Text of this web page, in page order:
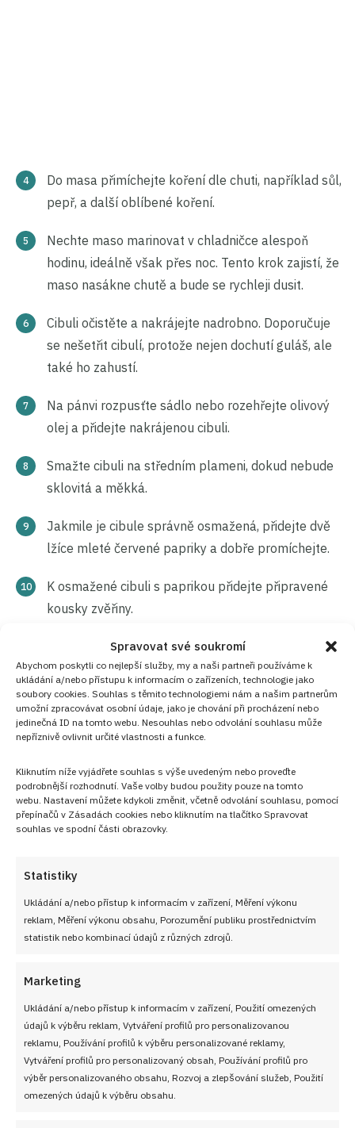
Spravovat své soukromí
Abychom poskytli co nejlepší služby, my a naši partneři používáme k
ukládání a/nebo přístupu k informacím o zařízeních, technologie jako
soubory cookies. Souhlas s těmito technologiemi nám a našim partnerům
umožní zpracovávat osobní údaje, jako je chování při procházení nebo
jedinečná ID na tomto webu. Nesouhlas nebo odvolání souhlasu může
nepříznivě ovlivnit určité vlastnosti a funkce.
Kliknutím níže vyjádřete souhlas s výše uvedeným nebo proveďte
podrobnější rozhodnutí. Vaše volby budou použity pouze na tomto
webu. Nastavení můžete kdykoli změnit, včetně odvolání souhlasu, pomocí
přepínačů v Zásadách cookies nebo kliknutím na tlačítko Spravovat
souhlas ve spodní části obrazovky.
Statistiky
Ukládání a/nebo přístup k informacím v zařízení, Měření výkonu
reklam, Měření výkonu obsahu, Porozumění publiku prostřednictvím
statistik nebo kombinací údajů z různých zdrojů.
Marketing
Ukládání a/nebo přístup k informacím v zařízení, Použití omezených
údajů k výběru reklam, Vytváření profilů pro personalizovanou
reklamu, Používání profilů k výběru personalizované reklamy,
Vytváření profilů pro personalizovaný obsah, Používání profilů pro
výběr personalizovaného obsahu, Rozvoj a zlepšování služeb, Použití
omezených údajů k výběru obsahu.
Do masa přimíchejte koření dle chuti, například sůl,
pepř, a další oblíbené koření.
Nechte maso marinovat v chladničce alespoň
hodinu, ideálně však přes noc. Tento krok zajistí, že
maso nasákne chutě a bude se rychleji dusit.
Cibuli očistěte a nakrájejte nadrobno. Doporučuje
se nešetřit cibulí, protože nejen dochutí guláš, ale
také ho zahustí.
Na pánvi rozpusťte sádlo nebo rozehřejte olivový
olej a přidejte nakrájenou cibuli.
Smažte cibuli na středním plameni, dokud nebude
sklovitá a měkká.
Jakmile je cibule správně osmažená, přidejte dvě
lžíce mleté červené papriky a dobře promíchejte.
K osmažené cibuli s paprikou přidejte připravené
kousky zvěřiny.
Opečte maso ze všech stran, dokud nezíská
zlatavou barvu. Tento krok zajistí, že maso bude
mít uzenou chuť, i když může zůstat bledé.
Hrnec přikryjte pokličkou a nechte maso dusit na
Tento proces trvá asi 15 minut a dodá guláši
výbornou chuť.
plody jalovce, rajčatový protlak a červené víno.
Přilijte horkou vodu tak, aby hladina byla asi 5 cm
nad povrchem masa.
polokřehké, ale ne zcela měkké.